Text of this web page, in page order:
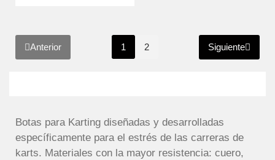
Anterior 1 2 Siguiente
Botas para Karting diseñadas y desarrolladas
específicamente para el estrés de las carreras de
karts. Materiales con la mayor resistencia: cuero,